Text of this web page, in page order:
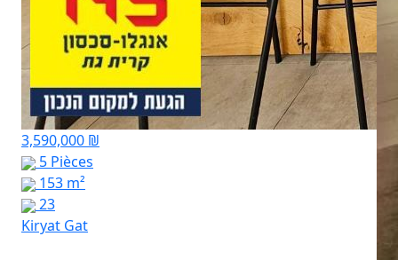
3,590,000 ₪
5 Pièces
153 m²
23
Kiryat Gat